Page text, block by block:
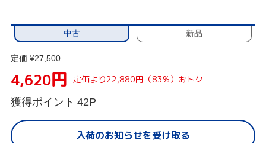
中古 新品
定価 ¥27,500
4,620円 定価より22,880円（83%）おトク
獲得ポイント 42P
入荷のお知らせを受け取る